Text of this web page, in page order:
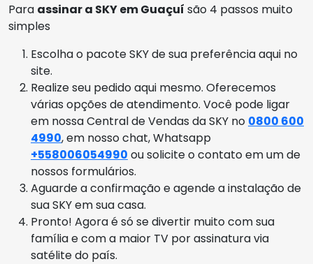
Para assinar a SKY em Guaçuí são 4 passos muito
simples
Escolha o pacote SKY de sua preferência aqui no
site.
Realize seu pedido aqui mesmo. Oferecemos
várias opções de atendimento. Você pode ligar
em nossa Central de Vendas da SKY no 0800 600
4990, em nosso chat, Whatsapp
+558006054990 ou solicite o contato em um de
nossos formulários.
Aguarde a confirmação e agende a instalação de
sua SKY em sua casa.
Pronto! Agora é só se divertir muito com sua
família e com a maior TV por assinatura via
satélite do país.